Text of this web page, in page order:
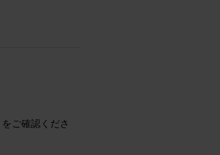
をご確認くださ